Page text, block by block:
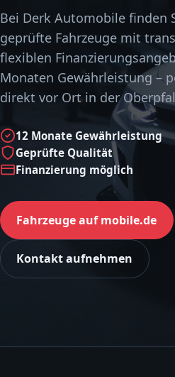
Bei Derk Automobile finden
geprüfte Fahrzeuge mit
flexiblen
Monaten Gewährleistung –
direkt vor Ort in der
12 Monate Gewährleistung
Geprüfte Qualität
Finanzierung möglich
Fahrzeuge auf mobile.de
Kontakt aufnehmen